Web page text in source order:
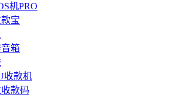
机PRO
宝
箱
收款机
款码